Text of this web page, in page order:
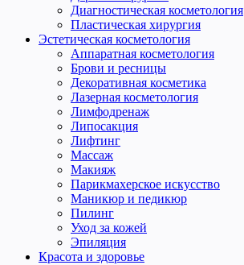
Диагностическая косметология
Пластическая хирургия
Эстетическая косметология
Аппаратная косметология
Брови и ресницы
Декоративная косметика
Лазерная косметология
Лимфодренаж
Липосакция
Лифтинг
Массаж
Макияж
Парикмахерское искусство
Маникюр и педикюр
Пилинг
Уход за кожей
Эпиляция
Красота и здоровье